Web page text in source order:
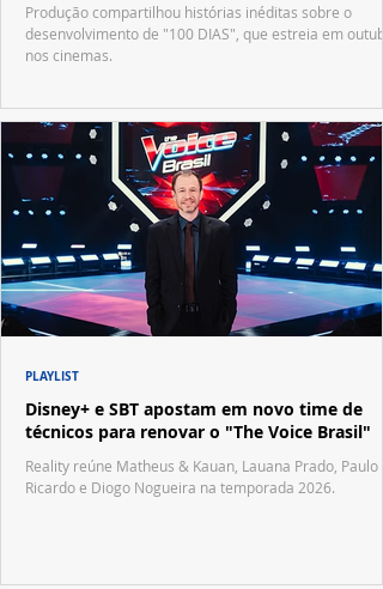
Produção compartilhou histórias inéditas sobre o
desenvolvimento de "100 DIAS", que estreia em
nos cinemas.
Disney+ e SBT apostam em novo time de
técnicos para renovar o "The Voice Brasil"
Reality reúne Matheus & Kauan, Lauana Prado, Paulo
Ricardo e Diogo Nogueira na temporada 2026.
PLAYLIST